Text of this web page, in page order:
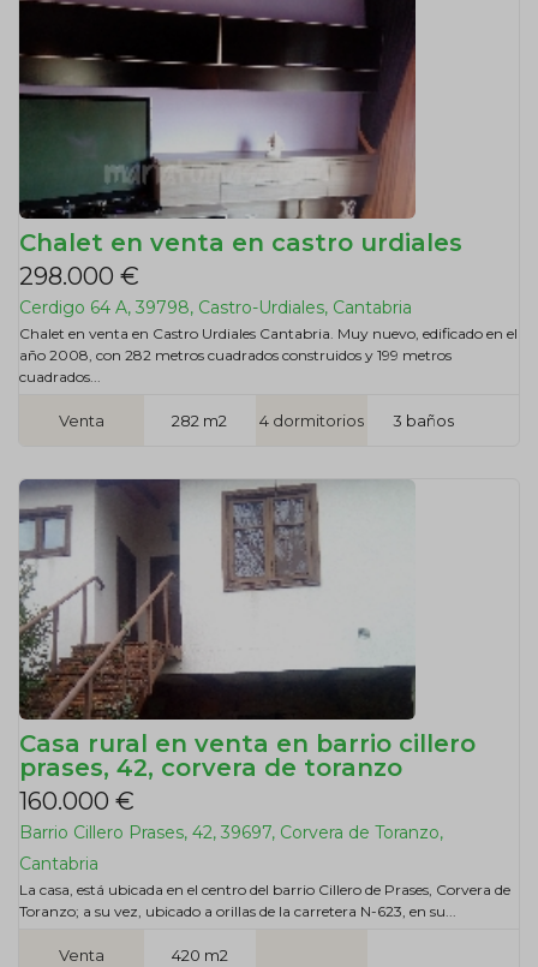
Chalet en venta en castro urdiales
298.000 €
Cerdigo 64 A, 39798, Castro-Urdiales, Cantabria
Chalet en venta en Castro Urdiales Cantabria. Muy nuevo, edificado en el
año 2008, con 282 metros cuadrados construidos y 199 metros
cuadrados...
Venta 282 m2 4 dormitorios 3 baños
Casa rural en venta en barrio cillero
prases, 42, corvera de toranzo
160.000 €
Barrio Cillero Prases, 42, 39697, Corvera de Toranzo,
Cantabria
La casa, está ubicada en el centro del barrio Cillero de Prases, Corvera de
Toranzo; a su vez, ubicado a orillas de la carretera N-623, en su...
Venta 420 m2